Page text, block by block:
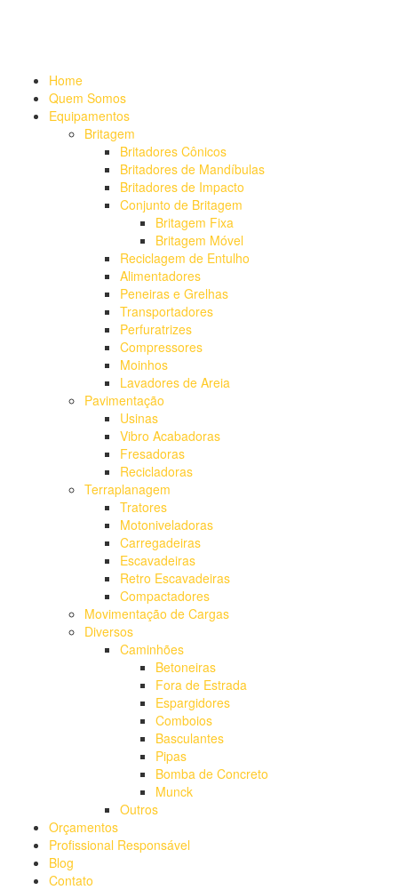
Home
Quem Somos
Equipamentos
Britagem
Britadores Cônicos
Britadores de Mandíbulas
Britadores de Impacto
Conjunto de Britagem
Britagem Fixa
Britagem Móvel
Reciclagem de Entulho
Alimentadores
Peneiras e Grelhas
Transportadores
Perfuratrizes
Compressores
Moinhos
Lavadores de Areia
Pavimentação
Usinas
Vibro Acabadoras
Fresadoras
Recicladoras
Terraplanagem
Tratores
Motoniveladoras
Carregadeiras
Escavadeiras
Retro Escavadeiras
Compactadores
Movimentação de Cargas
Diversos
Caminhões
Betoneiras
Fora de Estrada
Espargidores
Comboios
Basculantes
Pipas
Bomba de Concreto
Munck
Outros
Orçamentos
Profissional Responsável
Blog
Contato